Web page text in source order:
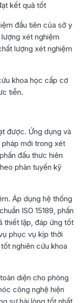
kết quả tốt
đầu tiên của sở y
xét nghiệm
lượng xét nghiệm
khoa học cấp cơ
tiễn.
được. Ứng dụng và
mới trong xét
đấu thưc hiên
phân tuyến kỹ
Áp dụng hệ thống
ISO 15189, phấn
thiết lập, đáp ứng tốt
phục vụ kịp thời
nghiên cứu khoa
diện cho phòng
công nghệ hiện